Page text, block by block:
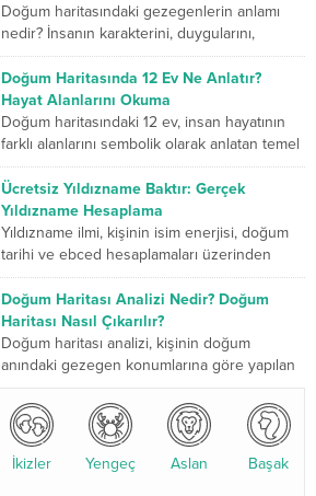
Doğum haritasındaki gezegenlerin anlamı
nedir? İnsanın karakterini, duygularını,
düşünme biçimini, ilişkilerini, mücadele
gücünü ve yaşam yolculuğunda geliştirmesi
gereken yönlerini sembolik...
Doğum Haritasında 12 Ev Ne Anlatır?
Hayat Alanlarını Okuma
Doğum haritasındaki 12 ev, insan hayatının
farklı alanlarını sembolik olarak anlatan temel
bölümlerdir. Birinci ev kişinin dış dünyaya
sunduğu kimliği...
Ücretsiz Yıldızname Baktır: Gerçek
Yıldızname Hesaplama
Yıldızname ilmi, kişinin isim enerjisi, doğum
tarihi ve ebced hesaplamaları üzerinden
yapılan kadim bir değerlendirme sistemidir.
Son yıllarda özellikle yıldızname...
Doğum Haritası Analizi Nedir? Doğum
Haritası Nasıl Çıkarılır?
Doğum haritası analizi, kişinin doğum
anındaki gezegen konumlarına göre yapılan
analiz, karakter yapısı, ilişkiler, kariyer...
İkizler Yengeç Aslan Başak